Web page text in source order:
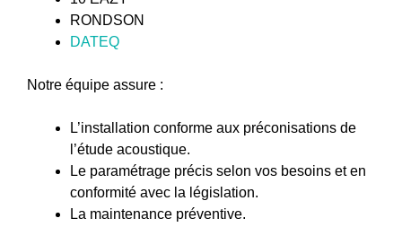
RONDSON
DATEQ
Notre équipe assure :
L’installation conforme aux préconisations de
l’étude acoustique.
Le paramétrage précis selon vos besoins et en
conformité avec la législation.
La maintenance préventive.